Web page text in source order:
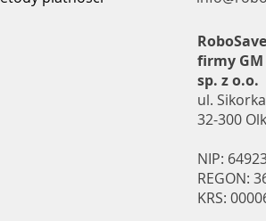
firmy GM
sp. z o.o.
ul.
32-300
NIP:
REGON:
KRS: